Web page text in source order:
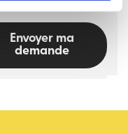
Envoyer ma
demande